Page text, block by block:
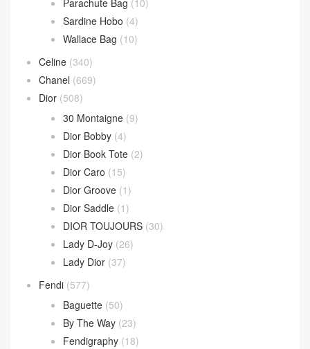
(594)
Andiamo (30)
Andiamo 手拿包(2)
Hop 斜挎包
Jodie 手提包
Loop 斜挎包
Parachute Bag(10)
Sardine Hobo(4)
Wallace Bag(10)
Celine(340)
Chanel(669)
Dior
(508)
30 Montaigne(9)
Dior Bobby (4)
Dior Book Tote
Dior Caro
Dior Groove(1)
Dior Saddle(1)
DIOR TOUJOURS